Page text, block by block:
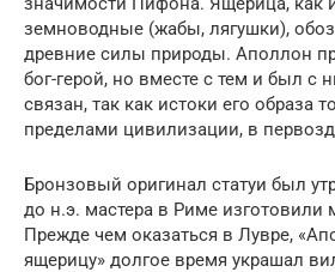
земноводные (жабы, лягушки),
древние силы природы. Аполлон
бог-герой, но вместе с тем и был с
связан, так как истоки его образа
пределами цивилизации, в
Бронзовый оригинал статуи был
до н.э. мастера в Риме
Прежде чем оказаться в Лувре,
ящерицу» долгое время украшал